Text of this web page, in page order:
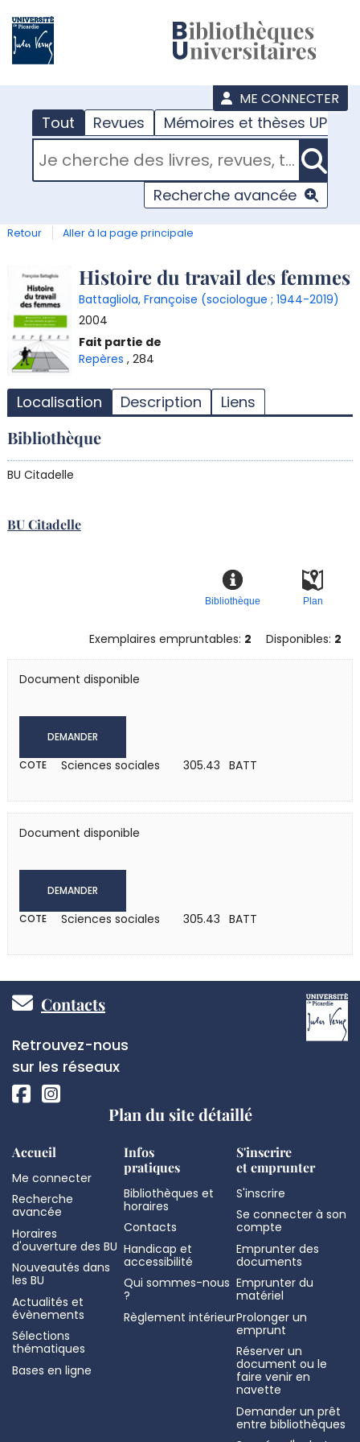
ME CONNECTER
Tout Revues Mémoires et thèses UPJV
RECHERCHER DANS "TOUT"
Recherche avancée
Retour Aller à la page principale
Détail
document
Histoire du travail des femmes
Battagliola, Françoise (sociologue ; 1944-2019)
2004
Fait partie de
Repères , 284
Localisation Description Liens
Bibliothèque
BU Citadelle
BU Citadelle
Plan
Bibliothèque
Exemplaires empruntables: 2 Disponibles: 2
Document disponible
DEMANDER
COTE Sciences sociales 305.43 BATT
Document disponible
DEMANDER
COTE Sciences sociales 305.43 BATT
Pied
de
page
Contacts
Réseaux
sociaux
Retrouvez-nous
sur les réseaux
Plan du site détaillé
Accueil
Me connecter
Recherche
avancée
Horaires
d'ouverture des BU
Nouveautés dans
les BU
Actualités et
évènements
Sélections
thématiques
Bases en ligne
Infos
pratiques
Bibliothèques et
horaires
Contacts
Handicap et
accessibilité
Qui sommes-nous
?
Règlement intérieur
S'inscrire
et emprunter
S'inscrire
Se connecter à son
compte
Emprunter des
documents
Emprunter du
matériel
Prolonger un
emprunt
Réserver un
document ou le
faire venir en
navette
Demander un prêt
entre bibliothèques